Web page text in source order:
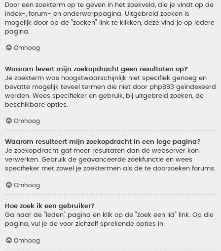
Door een zoekterm op te geven in het zoekveld, die je vindt op de
index-, forum- en onderwerppagina. Uitgebreid zoeken is
mogelijk door op de "zoeken" link te klikken, deze vind je op iedere
pagina.
Omhoog
Waarom levert mijn zoekopdracht geen resultaten op?
Je zoekterm was hoogstwaarschijnlijk niet specifiek genoeg en
bevatte mogelijk teveel termen die niet door phpBB3 geïndexeerd
worden. Wees specifieker en gebruik, bij uitgebreid zoeken, de
beschikbare opties.
Omhoog
Waarom resulteert mijn zoekopdracht in een lege pagina?
Je zoekopdracht gaf meer resultaten dan de webserver kon
verwerken. Gebruik de geavanceerde zoekfunctie en wees
specifieker met zowel je zoektermen als de te doorzoeken forums.
Omhoog
Hoe zoek ik een gebruiker?
Ga naar de "leden" pagina en klik op de "zoek een lid" link. Op die
pagina, vul je de voor zichzelf sprekende opties in.
Omhoog